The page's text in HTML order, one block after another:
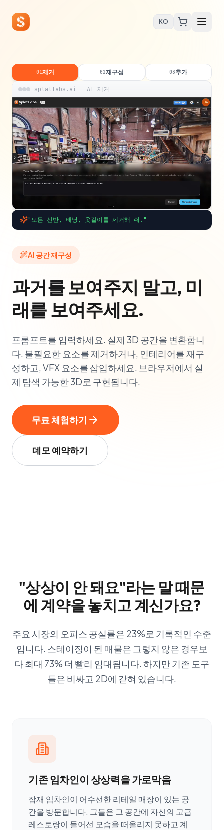
KO
AI 공간 재구성
과거를 보여주지 말고, 미
래를 보여주세요.
프롬프트를 입력하세요. 실제 3D 공간을 변환합니
다. 불필요한 요소를 제거하거나, 인테리어를 재구
성하고, VFX 요소를 삽입하세요. 브라우저에서 실
제 탐색 가능한 3D로 구현됩니다.
무료 체험하기
데모 예약하기
01제거 02재구성 03추가
splatlabs.ai — AI 제거
"모든 선반, 배낭, 옷걸이를 제거해 줘."
"상상이 안 돼요"라는 말 때문
에 계약을 놓치고 계신가요?
주요 시장의 오피스 공실률은 23%로 기록적인 수준
입니다. 스테이징이 된 매물은 그렇지 않은 경우보
다 최대 73% 더 빨리 임대됩니다. 하지만 기존 도구
들은 비싸고 2D에 갇혀 있습니다.
기존 임차인이 상상력을 가로막음
잠재 임차인이 어수선한 리테일 매장이 있는 공
간을 방문합니다. 그들은 그 공간에 자신의 고급
레스토랑이 들어선 모습을 떠올리지 못하고 계